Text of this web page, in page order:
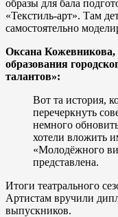
образы для бала
«Текстиль-арт». Там
самостоятельно
Оксана Кожевникова,
образования
талантов»:
Вот та история,
перечеркнуть
немного
хотели вложить
«Молодёжного
представлена.
Итоги театрального
Артистам вручили
выпускников.